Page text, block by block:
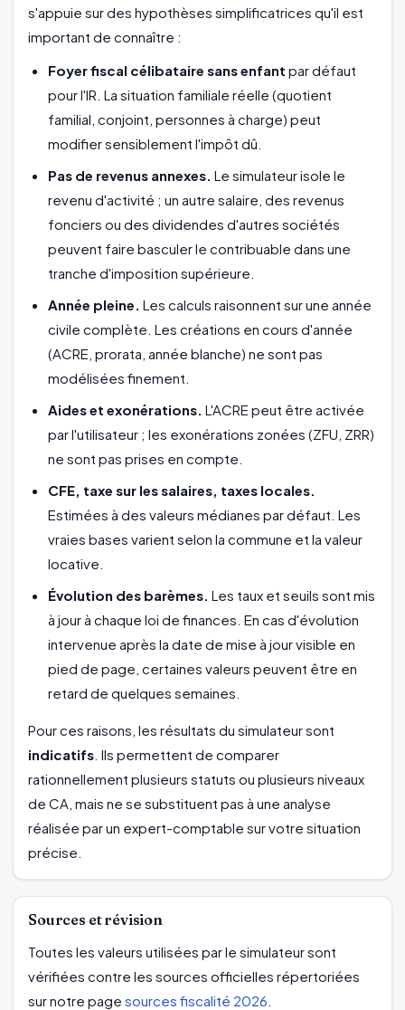
s'appuie sur des hypothèses simplificatrices qu'il est
important de connaître :
Foyer fiscal célibataire sans enfant par défaut
pour l'IR. La situation familiale réelle (quotient
familial, conjoint, personnes à charge) peut
modifier sensiblement l'impôt dû.
Pas de revenus annexes. Le simulateur isole le
revenu d'activité ; un autre salaire, des revenus
fonciers ou des dividendes d'autres sociétés
peuvent faire basculer le contribuable dans une
tranche d'imposition supérieure.
Année pleine. Les calculs raisonnent sur une année
civile complète. Les créations en cours d'année
(ACRE, prorata, année blanche) ne sont pas
modélisées finement.
Aides et exonérations. L'ACRE peut être activée
par l'utilisateur ; les exonérations zonées (ZFU, ZRR)
ne sont pas prises en compte.
CFE, taxe sur les salaires, taxes locales.
Estimées à des valeurs médianes par défaut. Les
vraies bases varient selon la commune et la valeur
locative.
Évolution des barèmes. Les taux et seuils sont mis
à jour à chaque loi de finances. En cas d'évolution
intervenue après la date de mise à jour visible en
pied de page, certaines valeurs peuvent être en
retard de quelques semaines.
Pour ces raisons, les résultats du simulateur sont
indicatifs . Ils permettent de comparer
rationnellement plusieurs statuts ou plusieurs niveaux
de CA, mais ne se substituent pas à une analyse
réalisée par un expert-comptable sur votre situation
précise.
Sources et révision
Toutes les valeurs utilisées par le simulateur sont
vérifiées contre les sources officielles répertoriées
sur notre page sources fiscalité 2026